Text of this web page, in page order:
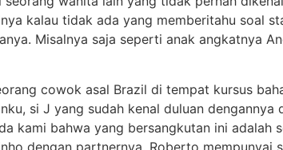
kalau tidak ada yang memberitahu soal
Misalnya saja seperti anak angkatnya
cowok asal Brazil di tempat kursus
si J yang sudah kenal duluan
kami bahwa yang bersangkutan ini adalah
dengan partnernya, Roberto